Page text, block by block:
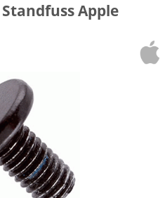
Apple